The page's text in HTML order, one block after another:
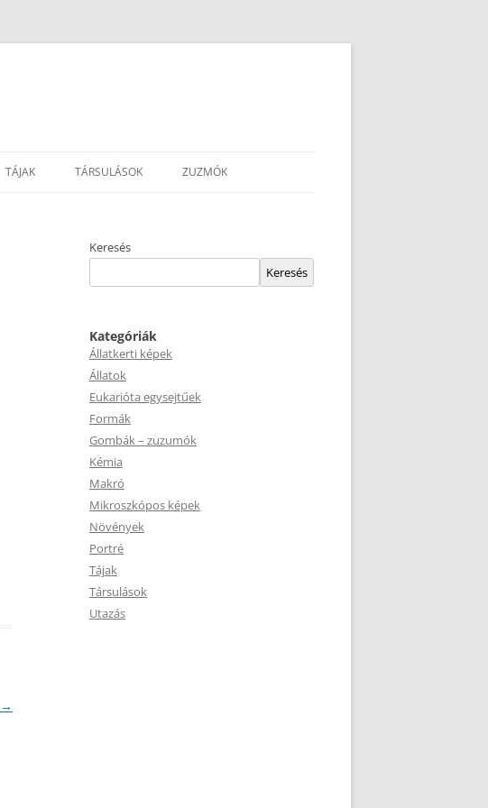
TÁJAK TÁRSULÁSOK ZUZMÓK
→
Keresés
Keresés
Kategóriák
Állatkerti képek
Állatok
Eukarióta egysejtűek
Formák
Gombák – zuzumók
Kémia
Makró
Mikroszkópos képek
Növények
Portré
Tájak
Társulások
Utazás